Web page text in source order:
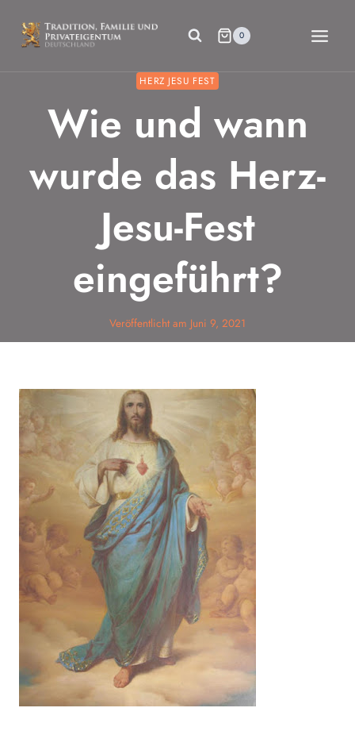
Inhalt
springen
0
HERZ JESU FEST
Wie und wann
wurde das Herz-
Jesu-Fest
eingeführt?
Veröffentlicht am Juni 9, 2021